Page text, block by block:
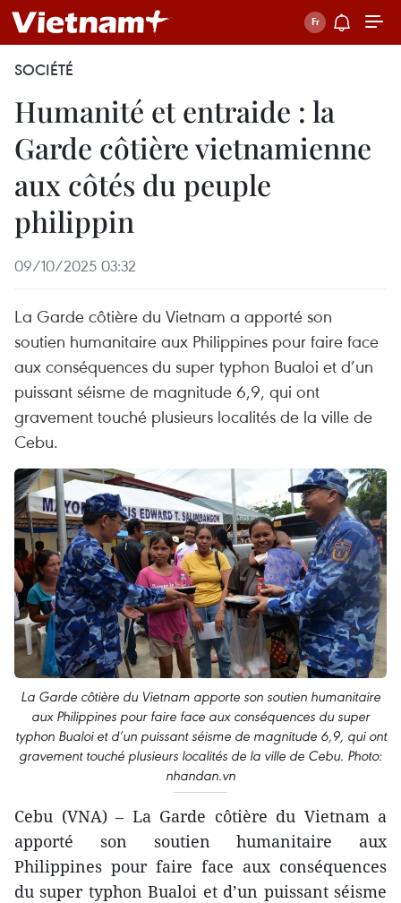
SOCIÉTÉ
Humanité et entraide : la
Garde côtière vietnamienne
aux côtés du peuple
philippin
09/10/2025 03:32
La Garde côtière du Vietnam a apporté son
soutien humanitaire aux Philippines pour faire face
aux conséquences du super typhon Bualoi et d’un
puissant séisme de magnitude 6,9, qui ont
gravement touché plusieurs localités de la ville de
Cebu.
La Garde côtière du Vietnam apporte son soutien humanitaire
aux Philippines pour faire face aux conséquences du super
typhon Bualoi et d’un puissant séisme de magnitude 6,9, qui ont
gravement touché plusieurs localités de la ville de Cebu. Photo:
nhandan.vn
Cebu (VNA) – La Garde côtière du Vietnam a
apporté son soutien humanitaire aux
Philippines pour faire face aux conséquences
du super typhon Bualoi et d’un puissant séisme